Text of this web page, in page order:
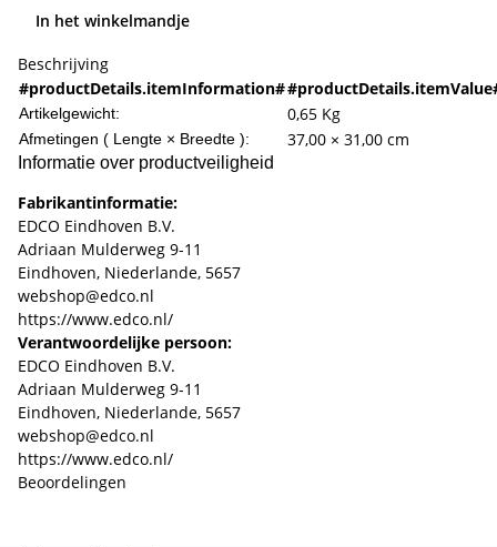
In het winkelmandje
Beschrijving
#productDetails.itemInformation#
Artikelgewicht: 0,65 Kg
Afmetingen ( Lengte × Breedte ): 37,00 × 31,00 cm
Informatie over productveiligheid
Fabrikantinformatie:
EDCO Eindhoven B.V.
Adriaan Mulderweg 9-11
Eindhoven, Niederlande, 5657
webshop@edco.nl
https://www.edco.nl/
Verantwoordelijke persoon:
EDCO Eindhoven B.V.
Adriaan Mulderweg 9-11
Eindhoven, Niederlande, 5657
webshop@edco.nl
https://www.edco.nl/
Beoordelingen